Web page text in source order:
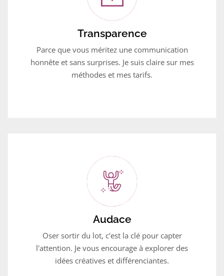
Transparence
Parce que vous méritez une communication
honnête et sans surprises. Je suis claire sur mes
méthodes et mes tarifs.
Audace
Oser sortir du lot, c'est la clé pour capter
l'attention. Je vous encourage à explorer des
idées créatives et différenciantes.